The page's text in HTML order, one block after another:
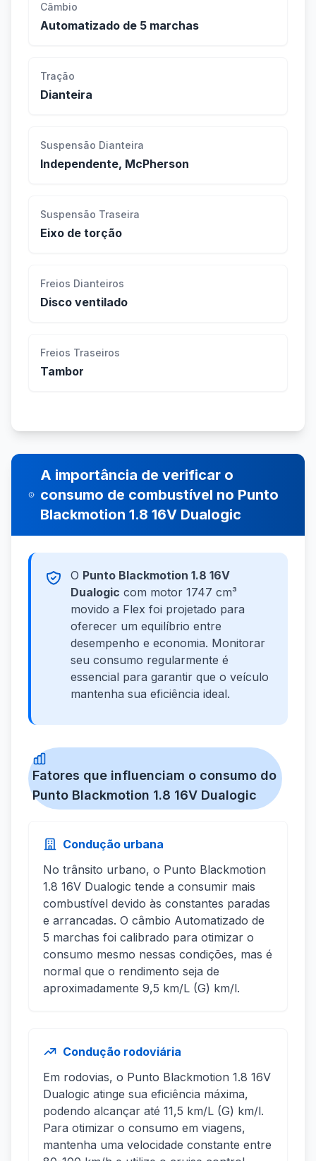
Câmbio
Automatizado de 5 marchas
Tração
Dianteira
Suspensão Dianteira
Independente, McPherson
Suspensão Traseira
Eixo de torção
Freios Dianteiros
Disco ventilado
Freios Traseiros
Tambor
A importância de verificar o
consumo de combustível no Punto
Blackmotion 1.8 16V Dualogic
O Punto Blackmotion 1.8 16V
Dualogic com motor 1747 cm³
movido a Flex foi projetado para
oferecer um equilíbrio entre
desempenho e economia. Monitorar
seu consumo regularmente é
essencial para garantir que o veículo
mantenha sua eficiência ideal.
Fatores que influenciam o consumo do
Punto Blackmotion 1.8 16V Dualogic
Condução urbana
No trânsito urbano, o Punto Blackmotion
1.8 16V Dualogic tende a consumir mais
combustível devido às constantes paradas
e arrancadas. O câmbio Automatizado de
5 marchas foi calibrado para otimizar o
consumo mesmo nessas condições, mas é
normal que o rendimento seja de
aproximadamente 9,5 km/L (G) km/l.
Condução rodoviária
Em rodovias, o Punto Blackmotion 1.8 16V
Dualogic atinge sua eficiência máxima,
podendo alcançar até 11,5 km/L (G) km/l.
Para otimizar o consumo em viagens,
mantenha uma velocidade constante entre